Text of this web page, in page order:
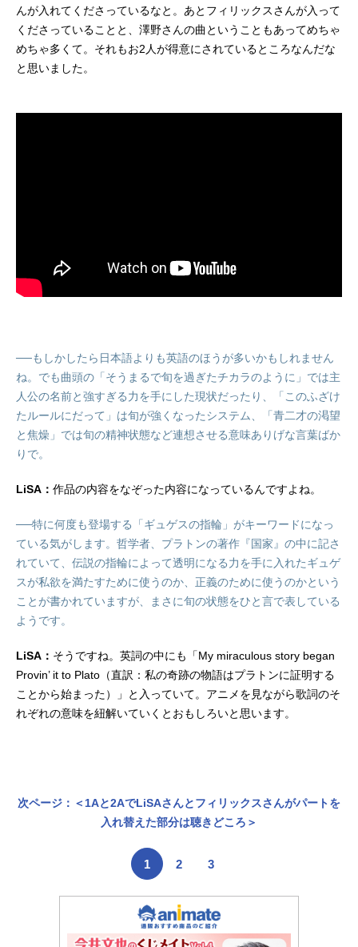
んが入れてくださっているなと。あとフィリックスさんが入って
くださっていることと、澤野さんの曲ということもあってめちゃ
めちゃ多くて。それもお2人が得意にされているところなんだな
と思いました。
──もしかしたら日本語よりも英語のほうが多いかもしれません
ね。でも曲頭の「そうまるで旬を過ぎたチカラのように」では主
人公の名前と強すぎる力を手にした現状だったり、「このふざけ
たルールにだって」は旬が強くなったシステム、「青二才の渇望
と焦燥」では旬の精神状態など連想させる意味ありげな言葉ばか
りで。
LiSA： 作品の内容をなぞった内容になっているんですよね。
──特に何度も登場する「ギュゲスの指輪」がキーワードになっ
ている気がします。哲学者、プラトンの著作『国家』の中に記さ
れていて、伝説の指輪によって透明になる力を手に入れたギュゲ
スが私欲を満たすために使うのか、正義のために使うのかという
ことが書かれていますが、まさに旬の状態をひと言で表している
ようです。
LiSA： そうですね。英詞の中にも「My miraculous story began
Provin’ it to Plato（直訳：私の奇跡の物語はプラトンに証明する
ことから始まった）」と入っていて。アニメを見ながら歌詞のそ
れぞれの意味を紐解いていくとおもしろいと思います。
次ページ：＜1Aと2AでLiSAさんとフィリックスさんがパートを
入れ替えた部分は聴きどころ＞
1 2 3